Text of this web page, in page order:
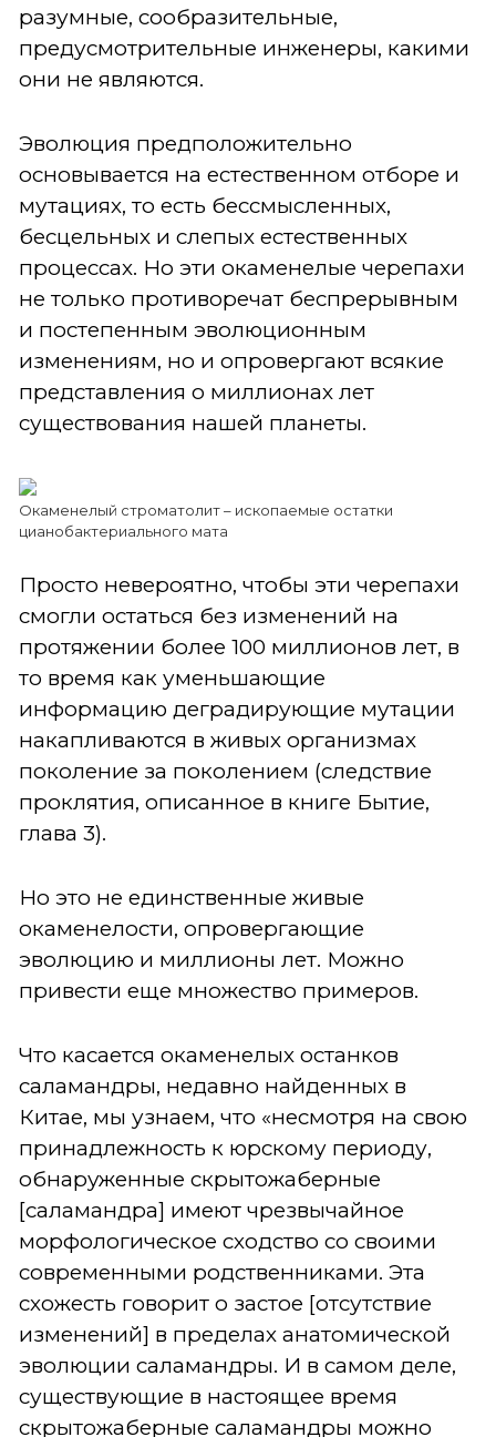
разумные, сообразительные,
предусмотрительные инженеры, какими
они не являются.
Эволюция предположительно
основывается на естественном отборе и
мутациях, то есть бессмысленных,
бесцельных и слепых естественных
процессах. Но эти окаменелые черепахи
не только противоречат беспрерывным
и постепенным эволюционным
изменениям, но и опровергают всякие
представления о миллионах лет
существования нашей планеты.
Окаменелый строматолит – ископаемые остатки
цианобактериального мата
Просто невероятно, чтобы эти черепахи
смогли остаться без изменений на
протяжении более 100 миллионов лет, в
то время как уменьшающие
информацию деградирующие мутации
накапливаются в живых организмах
поколение за поколением (следствие
проклятия, описанное в книге Бытие,
глава 3).
Но это не единственные живые
окаменелости, опровергающие
эволюцию и миллионы лет. Можно
привести еще множество примеров.
Что касается окаменелых останков
саламандры, недавно найденных в
Китае, мы узнаем, что «несмотря на свою
принадлежность к юрскому периоду,
обнаруженные скрытожаберные
[саламандра] имеют чрезвычайное
морфологическое сходство со своими
современными родственниками. Эта
схожесть говорит о застое [отсутствие
изменений] в пределах анатомической
эволюции саламандры. И в самом деле,
существующие в настоящее время
скрытожаберные саламандры можно